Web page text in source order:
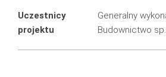
Uczestnicy
projektu
Generalny
Budownictwo